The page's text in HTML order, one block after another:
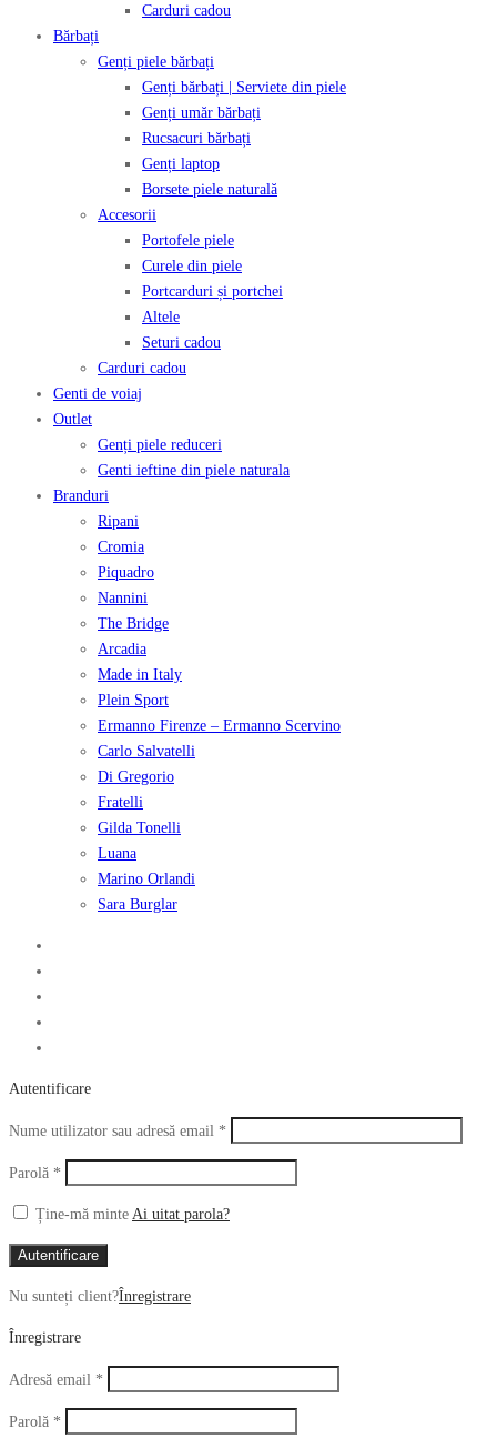
Carduri cadou
Bărbați
Genți piele bărbați
Genți bărbați | Serviete din piele
Genți umăr bărbați
Rucsacuri bărbați
Genți laptop
Borsete piele naturală
Accesorii
Portofele piele
Curele din piele
Portcarduri și portchei
Altele
Seturi cadou
Carduri cadou
Genti de voiaj
Outlet
Genți piele reduceri
Genti ieftine din piele naturala
Branduri
Ripani
Cromia
Piquadro
Nannini
The Bridge
Arcadia
Made in Italy
Plein Sport
Ermanno Firenze – Ermanno Scervino
Carlo Salvatelli
Di Gregorio
Fratelli
Gilda Tonelli
Luana
Marino Orlandi
Sara Burglar
Autentificare
Nume utilizator sau adresă email *
Parolă *
Ține-mă minte Ai uitat parola?
Autentificare
Nu sunteți client?Înregistrare
Înregistrare
Adresă email *
Parolă *